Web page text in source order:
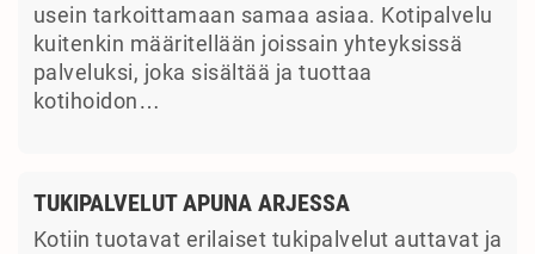
usein tarkoittamaan samaa asiaa. Kotipalvelu
kuitenkin määritellään joissain yhteyksissä
palveluksi, joka sisältää ja tuottaa
kotihoidon…
TUKIPALVELUT APUNA ARJESSA
Kotiin tuotavat erilaiset tukipalvelut auttavat ja